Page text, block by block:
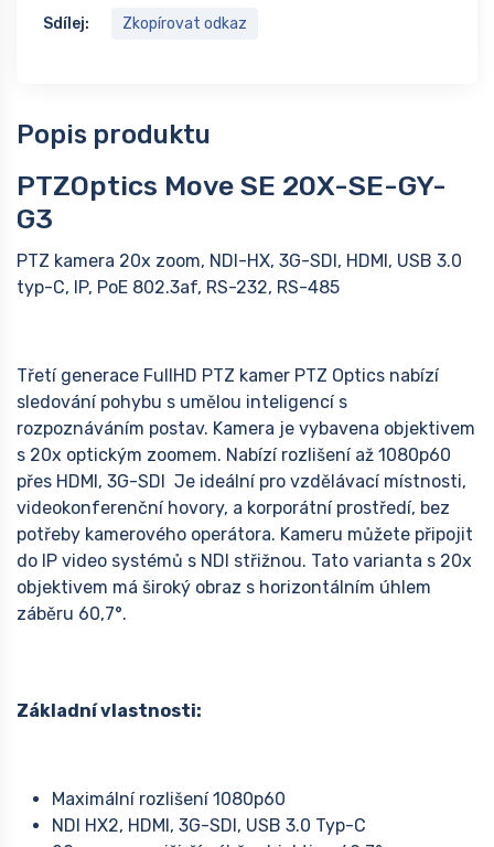
Sdílej: Zkopírovat odkaz
Popis produktu
PTZOptics Move SE 20X-SE-GY-
G3
PTZ kamera 20x zoom, NDI-HX, 3G-SDI, HDMI, USB 3.0
typ-C, IP, PoE 802.3af, RS-232, RS-485
Třetí generace FullHD PTZ kamer PTZ Optics nabízí
sledování pohybu s umělou inteligencí s
rozpoznáváním postav. Kamera je vybavena objektivem
s 20x optickým zoomem. Nabízí rozlišení až 1080p60
přes HDMI, 3G-SDI Je ideální pro vzdělávací místnosti,
videokonferenční hovory, a korporátní prostředí, bez
potřeby kamerového operátora. Kameru můžete připojit
do IP video systémů s NDI střižnou. Tato varianta s 20x
objektivem má široký obraz s horizontálním úhlem
záběru 60,7°.
Základní vlastnosti:
Maximální rozlišení 1080p60
NDI HX2, HDMI, 3G-SDI, USB 3.0 Typ-C